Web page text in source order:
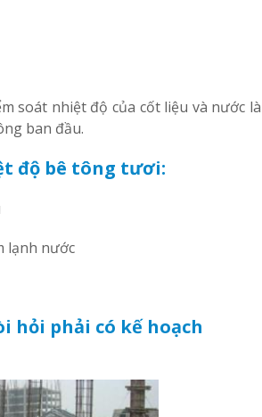
soát nhiệt độ của cốt liệu và nước là
ban đầu.
độ bê tông tươi:
lạnh nước
phải có kế hoạch